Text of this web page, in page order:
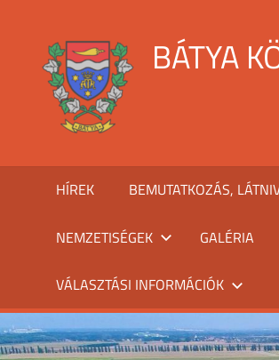
content
BÁTYA
HÍREK BEMUTATKOZÁS,
NEMZETISÉGEK GALÉRIA
VÁLASZTÁSI INFORMÁCIÓK